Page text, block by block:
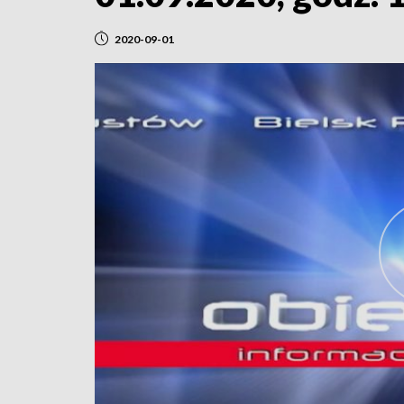
2020-09-01